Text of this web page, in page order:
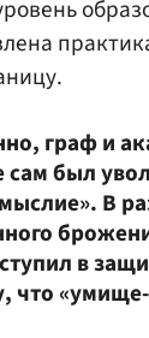
граф и
сам был
В
в
что